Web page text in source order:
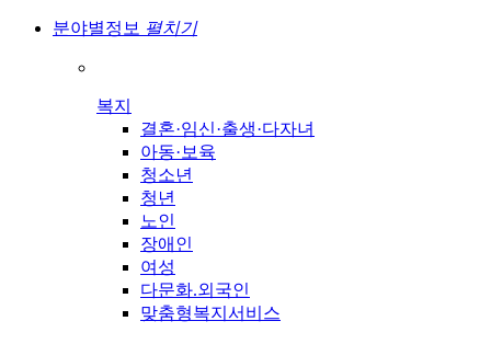
분야별정보 펼치기
복지
결혼·임신·출생·다자녀
아동·보육
청소년
청년
노인
장애인
여성
다문화.외국인
맞춤형복지서비스